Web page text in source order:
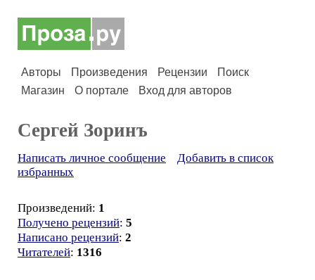
Авторы Произведения Рецензии
Поиск
Магазин
О портале Вход для авторов
Сергей Зоринъ
Написать личное сообщение
Добавить в список
избранных
Произведений: 1
Получено рецензий: 5
Написано рецензий: 2
Читателей: 1316